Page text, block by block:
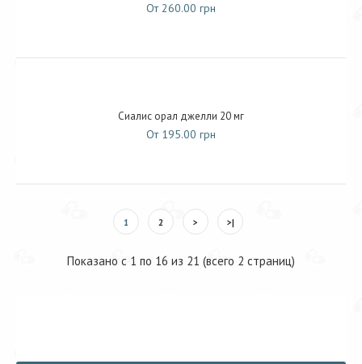
От 260.00 грн
Сиалис орал джелли 20 мг
От 195.00 грн
1 2 > >|
Показано с 1 по 16 из 21 (всего 2 страниц)